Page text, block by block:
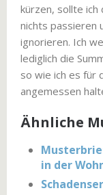
kürzen, sollte ich
nichts passieren
ignorieren. Ich
lediglich die
so wie ich es für
angemessen
Ähnliche
in der